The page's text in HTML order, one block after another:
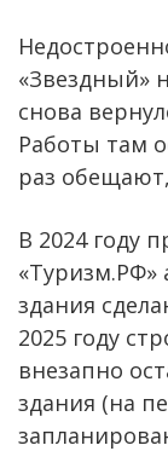
«Звездный»
снова
Работы там
раз
В 2024 году
«Туризм.РФ»
здания
2025 году
внезапно
здания (на